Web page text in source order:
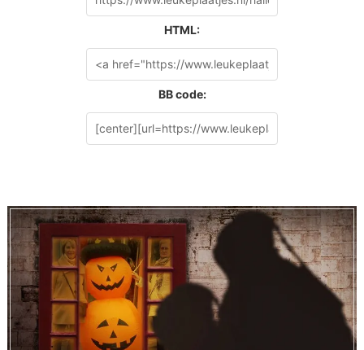
HTML:
BB code: